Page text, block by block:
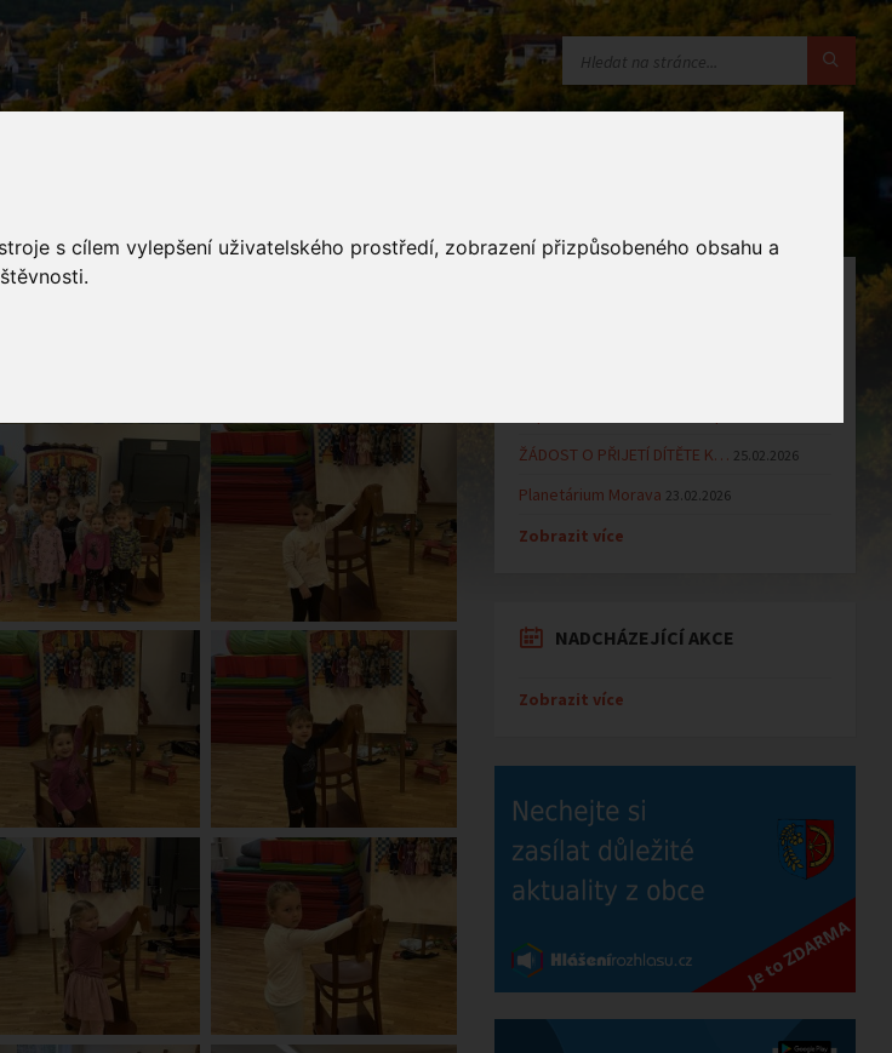
s cílem vylepšení uživatelského prostředí, zobrazení přizpůsobeného obsahu a
ŽÁDOST O PŘIJETÍ DÍTĚTE K… 25.02.2026
Planetárium Morava 23.02.2026
Zobrazit více
NADCHÁZEJÍCÍ AKCE
Zobrazit více